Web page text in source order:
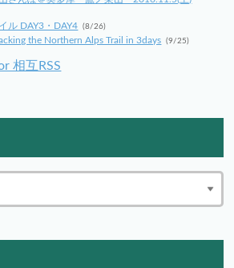
ル DAY3・DAY4 (8/26)
the Northern Alps Trail in 3days (9/25)
相互RSS